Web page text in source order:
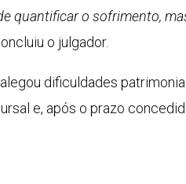
quantificar o sofrimento,
o julgador.
dificuldades
e, após o prazo